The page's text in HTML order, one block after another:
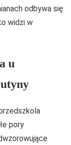
odbywa się
widzi w
u
pory